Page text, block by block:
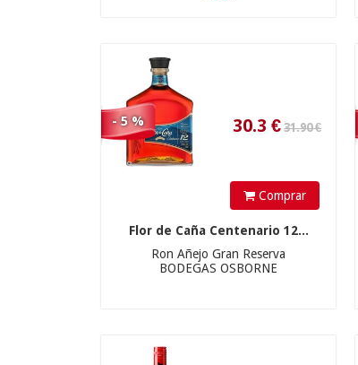
- 5 %
Comprar
Flor de Caña Centenario 12...
Ron Añejo Gran Reserva
BODEGAS OSBORNE
6.95€